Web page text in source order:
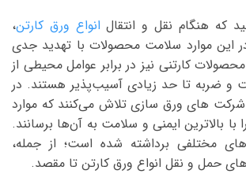
که هنگام نقل و انتقال انواع ورق کارتن،
در این موارد سلامت محصولات با تهدید جدی
کارتنی نیز در برابر عوامل محیطی از
و ضربه تا حد زیادی آسیب‌پذیر هستند. در
شرکت های ورق سازی تلاش می‌کنند که موارد
بالاترین ایمنی و سلامت به آن‌ها برسانند.
مختلفی برداشته شده است؛ از جمله،
های حمل و نقل انواع ورق کارتن تا مقصد.